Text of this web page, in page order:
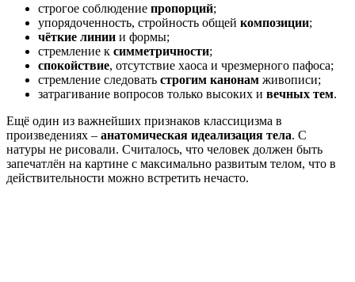
строгое соблюдение пропорций;
упорядоченность, стройность общей композиции;
чёткие линии и формы;
стремление к симметричности;
спокойствие, отсутствие хаоса и чрезмерного пафоса;
стремление следовать строгим канонам живописи;
затрагивание вопросов только высоких и вечных тем.
Ещё один из важнейших признаков классицизма в
произведениях – анатомическая идеализация тела. С
натуры не рисовали. Считалось, что человек должен быть
запечатлён на картине с максимально развитым телом, что в
действительности можно встретить нечасто.